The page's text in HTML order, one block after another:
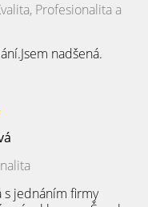
Profesionalita a
nadšená.
s jednáním firmy